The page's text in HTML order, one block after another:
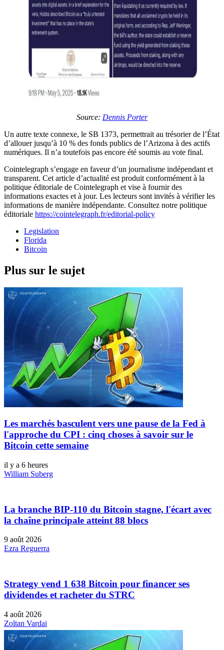
Source: Dennis Porter
Un autre texte connexe, le SB 1373, permettrait au trésorier de l’État
d’allouer jusqu’à 10 % des fonds publics de l’Arizona à des actifs
numériques. Il n’a toutefois pas encore été soumis au vote final.
Cointelegraph s’engage en faveur d’un journalisme indépendant et
transparent. Cet article d’actualité est produit conformément à la
politique éditoriale de Cointelegraph et vise à fournir des
informations exactes et à jour. Les lecteurs sont invités à vérifier les
informations de manière indépendante. Consultez notre politique
éditoriale https://cointelegraph.fr/editorial-policy
Legislation
Florida
Bitcoin
Plus sur le sujet
Les marchés basculent vers une pause de la Fed à
l'approche du CPI : cinq choses à savoir sur le
Bitcoin cette semaine
il y a 6 heures
William Suberg
La branche BIP-110 du Bitcoin stagne, l'écart avec
la chaîne principale atteint 88 blocs
9 août 2026
Ezra Reguerra
Strategy vend 1 638 Bitcoin pour financer ses
dividendes et racheter du STRC
4 août 2026
Zoltan Vardai